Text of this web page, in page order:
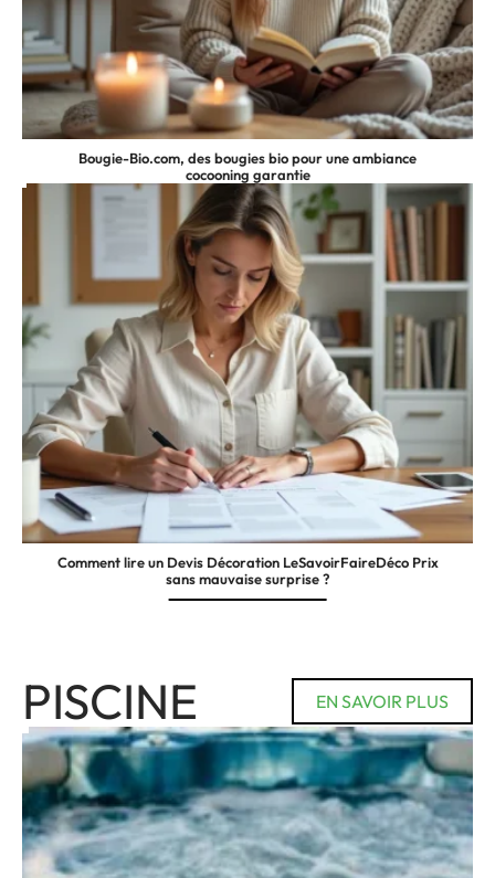
Bougie-Bio.com, des bougies bio pour une ambiance
cocooning garantie
Comment lire un Devis Décoration LeSavoirFaireDéco Prix
sans mauvaise surprise ?
PISCINE EN SAVOIR PLUS